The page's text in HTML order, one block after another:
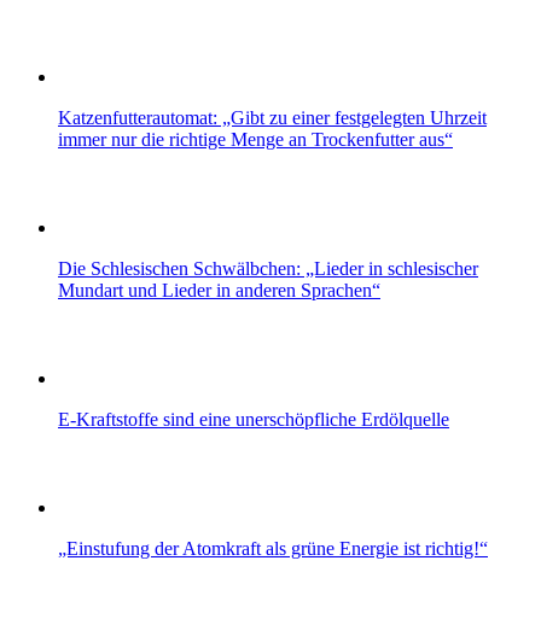
Katzenfutterautomat: „Gibt zu einer festgelegten Uhrzeit
immer nur die richtige Menge an Trockenfutter aus“
Die Schlesischen Schwälbchen: „Lieder in schlesischer
Mundart und Lieder in anderen Sprachen“
E-Kraftstoffe sind eine unerschöpfliche Erdölquelle
„Einstufung der Atomkraft als grüne Energie ist richtig!“